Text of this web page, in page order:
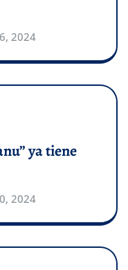
2024
ya tiene
2024